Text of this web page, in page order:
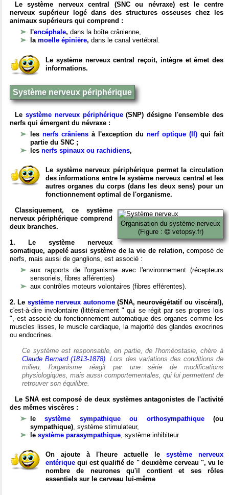
Le système nerveux central (SNC ou névraxe) est le centre
nerveux supérieur logé dans des structures osseuses chez les
animaux supérieurs qui comprend :
l'encéphale, dans la boîte crânienne,
la moelle épinière, dans le canal vertébral.
Le système nerveux central reçoit, intègre et émet des
informations.
Système nerveux périphérique
Le système nerveux périphérique(SNP) désigne l'ensemble des
nerfs qui émergent du névraxe :
les nerfs crâniens à l'exception du nerf optique (II) qui fait
partie du SNC ;
les nerfs spinaux ou rachidiens,
Le système nerveux périphérique permet la circulation
des informations entre le système nerveux central et les
autres organes du corps (dans les deux sens) pour un
fonctionnement optimal de l'organisme.
Organisation du système nerveux
(Figure :
vetopsy.fr)
Classiquement, ce système
nerveux périphérique comprend
deux branches.
1. Le système nerveux
somatique, appelé aussi système de la vie de relation, composé de
nerfs, mais aussi de ganglions, est associé :
aux rapports de l'organisme avec l'environnement (récepteurs
sensoriels, fibres afférentes)
aux contrôles moteurs volontaires (fibres efférentes).
2. Le système nerveux autonome(SNA, neurovégétatif ou viscéral),
c'est-à-dire involontaire (littéralement " qui se régit par ses propres lois
", est associé du fonctionnement automatique des organes comme les
muscles lisses, le muscle cardiaque, la majorité des glandes exocrines
ou endocrines.
Ce système est responsable, en partie, de l'homéostasie, chère à
Claude Bernard (1813-1878). Lors des variations des conditions de
milieu, l'organisme réagit par une série de modifications
physiologiques, mais aussi comportementales, qui lui permettent de
retrouver son équilibre.
Le SNA est composé de deux systèmes antagonistes de l'activité
des mêmes viscères :
lesystème sympathique ou orthosympathique(ou
sympathique), système stimulateur,
le système parasympathique, système inhibiteur.
On ajoute à l'heure actuelle le système nerveux
entérique qui est qualifié de " deuxième cerveau ", vu le
nombre de neurones qu'il contient et ses rôles
essentiels sur le cerveau lui-même